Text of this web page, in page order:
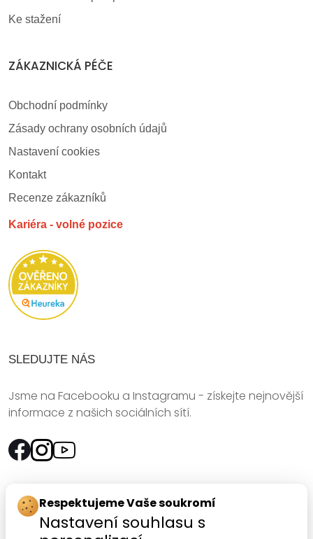
Ke stažení
ZÁKAZNICKÁ PÉČE
Obchodní podmínky
Zásady ochrany osobních údajů
Nastavení cookies
Kontakt
Recenze zákazníků
Kariéra - volné pozice
SLEDUJTE NÁS
Jsme na Facebooku a Instagramu - získejte nejnovější
informace z našich sociálních sítí.
Rychlý kontakt:
SANOMED, spol. s r.o.
Respektujeme Vaše soukromí
Nastavení souhlasu s